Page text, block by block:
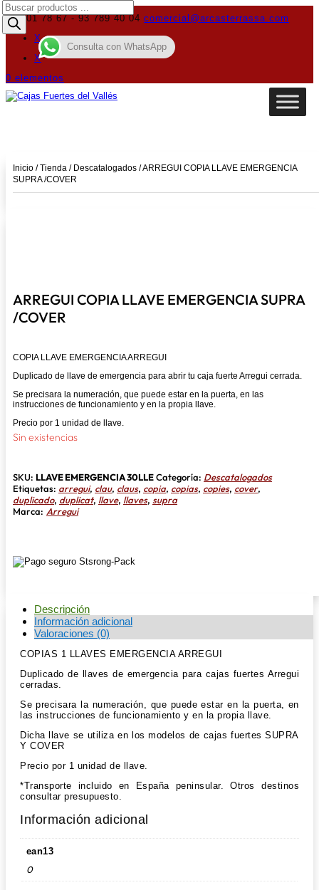
619 01 78 67 - 93 789 40 04 comercial@arcasterrassa.com
X
X
0 elementos
Búsqueda
de
productos
Inicio /Tienda / Descatalogados / ARREGUI COPIA LLAVE EMERGENCIA
SUPRA /COVER
ARREGUI COPIA LLAVE EMERGENCIA SUPRA
/COVER
COPIA LLAVE EMERGENCIA ARREGUI
Duplicado de llave de emergencia para abrir tu caja fuerte Arregui cerrada.
Se precisara la numeración, que puede estar en la puerta, en las
instrucciones de funcionamiento y en la propia llave.
Precio por 1 unidad de llave.
Sin existencias
SKU: LLAVE EMERGENCIA 30LLECategoría: Descatalogados
Etiquetas: arregui, clau, claus, copia, copias, copies, cover,
duplicado, duplicat, llave, llaves, supra
Marca: Arregui
Descripción
Información adicional
Valoraciones (0)
COPIAS 1 LLAVES EMERGENCIA ARREGUI
Duplicado de llaves de emergencia para cajas fuertes Arregui
cerradas.
Se precisara la numeración, que puede estar en la puerta, en
las instrucciones de funcionamiento y en la propia llave.
Dicha llave se utiliza en los modelos de cajas fuertes SUPRA
Y COVER
Precio por 1 unidad de llave.
*Transporte incluido en España peninsular. Otros destinos
consultar presupuesto.
Información adicional
ean13
0
Consulta con WhatsApp